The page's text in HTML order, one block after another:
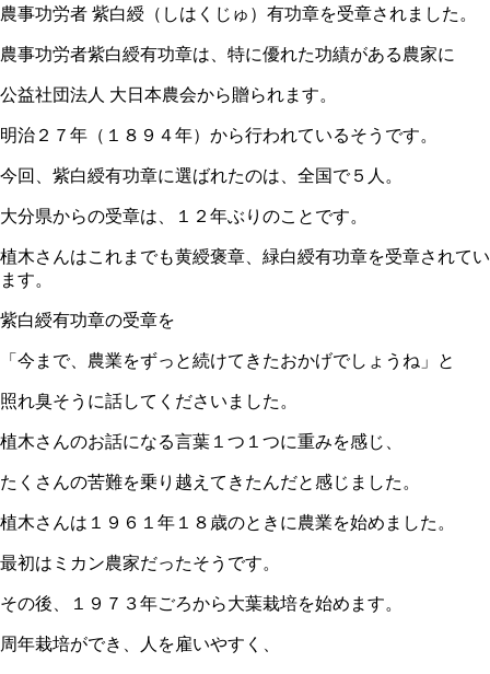
農事功労者 紫白綬（しはくじゅ）有功章を受章されました。
農事功労者紫白綬有功章は、特に優れた功績がある農家に
公益社団法人 大日本農会から贈られます。
明治２７年（１８９４年）から行われているそうです。
今回、紫白綬有功章に選ばれたのは、全国で５人。
大分県からの受章は、１２年ぶりのことです。
植木さんはこれまでも黄綬褒章、緑白綬有功章を受章されてい
ます。
紫白綬有功章の受章を
「今まで、農業をずっと続けてきたおかげでしょうね」と
照れ臭そうに話してくださいました。
植木さんのお話になる言葉１つ１つに重みを感じ、
たくさんの苦難を乗り越えてきたんだと感じました。
植木さんは１９６１年１８歳のときに農業を始めました。
最初はミカン農家だったそうです。
その後、１９７３年ごろから大葉栽培を始めます。
周年栽培ができ、人を雇いやすく、